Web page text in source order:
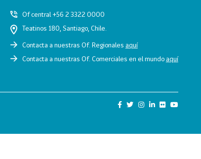
Of central +56 2 3322 0000
Teatinos 180, Santiago, Chile.
Contacta a nuestras Of. Regionales aquí
Contacta a nuestras Of. Comerciales en el mundoaquí